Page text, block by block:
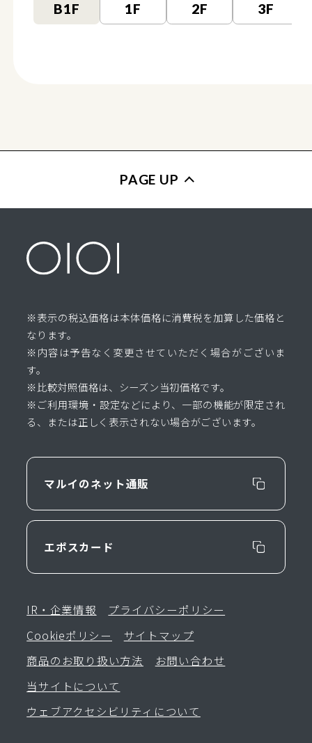
B1F 1F 2F 3F
PAGE UP
※表示の税込価格は本体価格に消費税を加算した価格と
なります。
※内容は予告なく変更させていただく場合がございま
す。
※比較対照価格は、シーズン当初価格です。
※ご利用環境・設定などにより、一部の機能が限定され
る、または正しく表示されない場合がございます。
マルイのネット通販
エポスカード
IR・企業情報
プライバシーポリシー
Cookieポリシー
サイトマップ
商品のお取り扱い方法
お問い合わせ
当サイトについて
ウェブアクセシビリティについて